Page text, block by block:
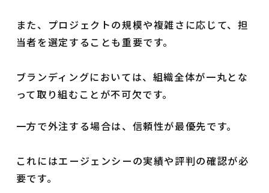
また、プロジェクトの規模や複雑さに応じて、担
当者を選定することも重要です。
ブランディングにおいては、組織全体が一丸とな
って取り組むことが不可欠です。
一方で外注する場合は、信頼性が最優先です。
これにはエージェンシーの実績や評判の確認が必
要です。